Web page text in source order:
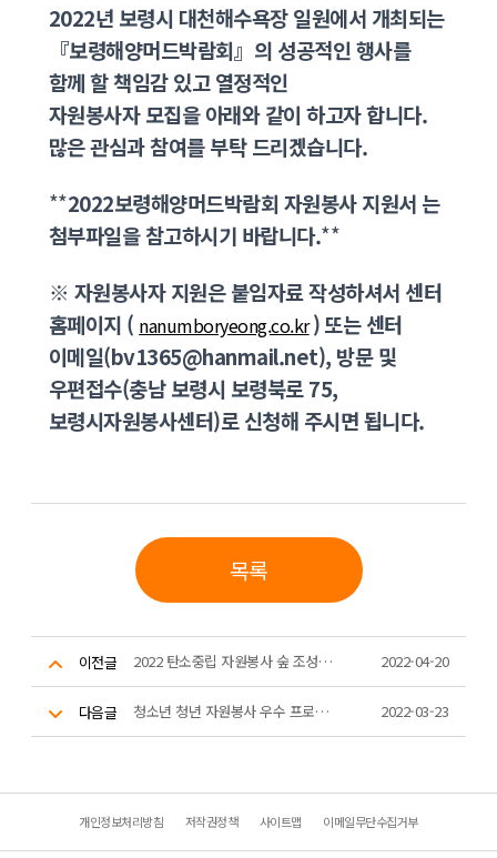
2022년 보령시 대천해수욕장 일원에서 개최되는
『보령해양머드박람회』의 성공적인 행사를
함께 할 책임감 있고 열정적인
자원봉사자 모집을 아래와 같이 하고자 합니다.
많은 관심과 참여를 부탁 드리겠습니다.
**2022보령해양머드박람회 자원봉사지원서 는
첨부파일을 참고하시기 바랍니다.**
※ 자원봉사자 지원은 붙임자료 작성하셔서 센터
홈페이지 ( nanumboryeong.co.kr)또는 센터
이메일(bv1365@hanmail.net), 방문 및
우편접수(충남 보령시 보령북로 75,
보령시자원봉사센터)로 신청해 주시면 됩니다.
목록
이전글 2022 탄소중립 자원봉사 숲 조성 1차 챌린지 결과 안내 2022-04-20
다음글 청소년 청년 자원봉사 우수 프로그램 공모전 2022 2022-03-23
개인정보처리방침 저작권정책 사이트맵 이메일무단수집거부